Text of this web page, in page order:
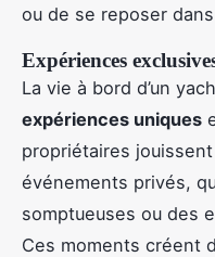
ou de se reposer
Expériences
La vie à bord d’un
expériences uniques
propriétaires
événements privés,
somptueuses ou des
Ces moments créent